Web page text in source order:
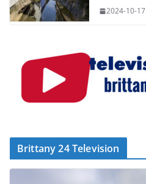
2024-10-17
Brittany 24 Television